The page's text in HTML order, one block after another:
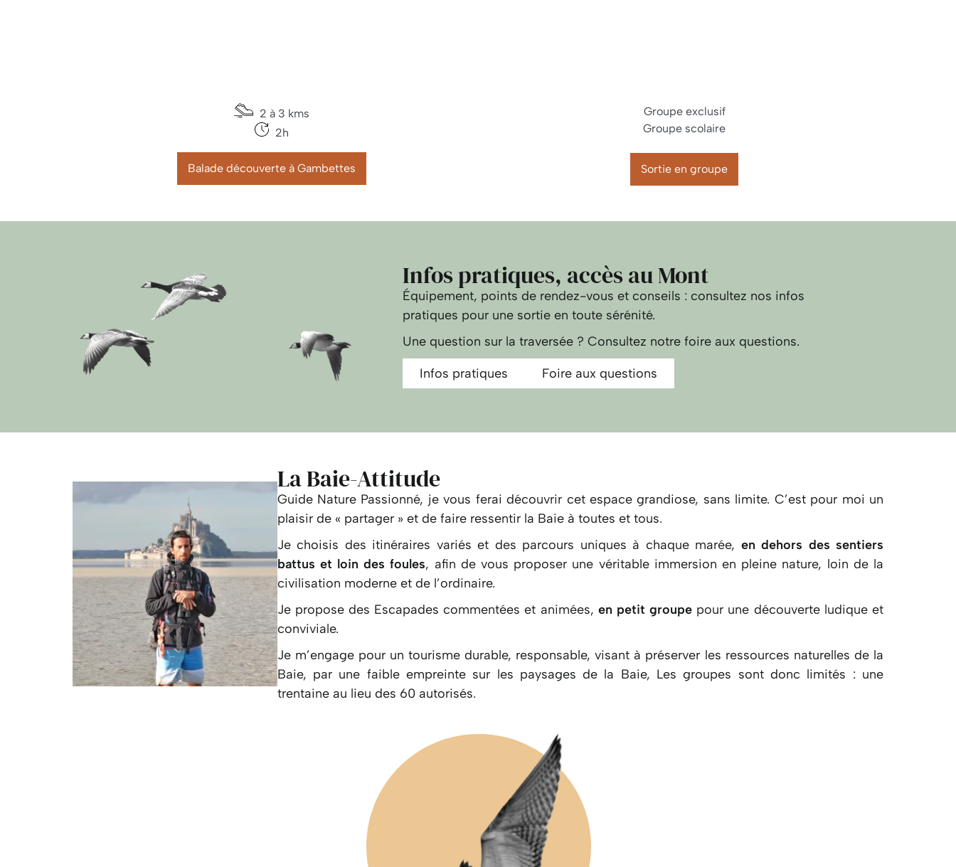
2 à 3 kms
2h
Balade découverte à Gambettes
Groupe exclusif
Groupe scolaire
Sortie en groupe
Infos pratiques, accès au Mont
Équipement, points de rendez-vous et conseils : consultez nos infos
pratiques pour une sortie en toute sérénité.
Une question sur la traversée ? Consultez notre foire aux questions.
Infos pratiques Foire aux questions
La Baie-Attitude
Guide Nature Passionné, je vous ferai découvrir cet espace grandiose, sans limite. C’est pour moi un
plaisir de « partager » et de faire ressentir la Baie à toutes et tous.
Je choisis des itinéraires variés et des parcours uniques à chaque marée, en dehors des sentiers
battus et loin des foules, afin de vous proposer une véritable immersion en pleine nature, loin de la
civilisation moderne et de l’ordinaire.
Je propose des Escapades commentées et animées, en petit groupe pour une découverte ludique et
conviviale.
Je m’engage pour un tourisme durable, responsable, visant à préserver les ressources naturelles de la
Baie, par une faible empreinte sur les paysages de la Baie, Les groupes sont donc limités : une
trentaine au lieu des 60 autorisés.